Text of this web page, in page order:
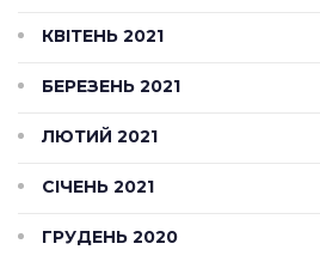
КВІТЕНЬ 2021
БЕРЕЗЕНЬ 2021
ЛЮТИЙ 2021
СІЧЕНЬ 2021
ГРУДЕНЬ 2020